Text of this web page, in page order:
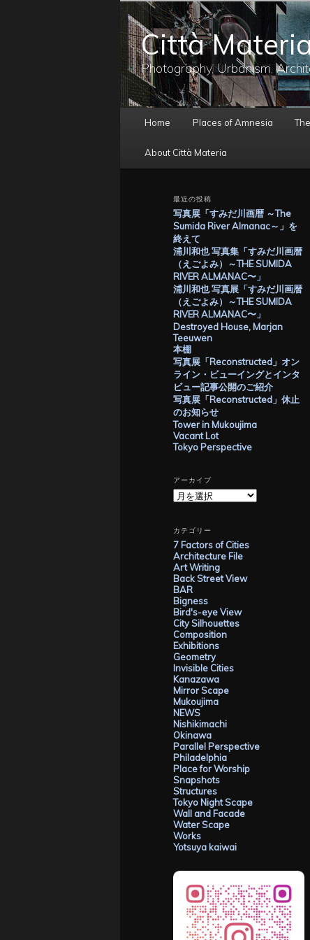
Città
Photography, Urbanism,
ニ
Home Places of Amnesia
About Città Materia
最近の投稿
写真展「すみだ川画暦 ～The
Sumida River Almanac～」を
終えて
浦川和也 写真集「すみだ川画暦
（えごよみ）～THE SUMIDA
RIVER ALMANAC〜」
浦川和也 写真展「すみだ川画暦
（えごよみ）～THE SUMIDA
RIVER ALMANAC〜」
Destroyed House, Marjan
Teeuwen
本棚
写真展「Reconstructed」オン
ライン・ビューイングとインタ
ビュー記事公開のご紹介
写真展「Reconstructed」休止
のお知らせ
Tower in Mukoujima
Vacant Lot
Tokyo Perspective
アーカイブ
ア
ー
イ
ブ
カテゴリー
7 Factors of Cities
Architecture File
Art Writing
Back Street View
BAR
Bigness
Bird's-eye View
City Silhouettes
Composition
Exhibitions
Geometry
Invisible Cities
Kanazawa
Mirror Scape
Mukoujima
NEWS
Nishikimachi
Okinawa
Parallel Perspective
Philadelphia
Place for Worship
Snapshots
Structures
Tokyo Night Scape
Wall and Facade
Water Scape
Works
Yotsuya kaiwai